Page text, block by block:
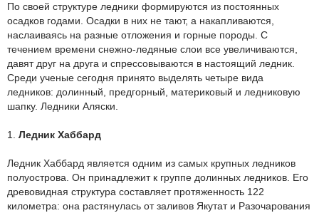
По своей структуре ледники формируются из постоянных
осадков годами. Осадки в них не тают, а накапливаются,
наслаиваясь на разные отложения и горные породы. С
течением времени снежно-ледяные слои все увеличиваются,
давят друг на друга и спрессовываются в настоящий ледник.
Среди ученые сегодня принято выделять четыре вида
ледников: долинный, предгорный, материковый и ледниковую
шапку. Ледники Аляски.
1. Ледник Хаббард
Ледник Хаббард является одним из самых крупных ледников
полуострова. Он принадлежит к группе долинных ледников. Его
древовидная структура составляет протяженность 122
километра: она растянулась от заливов Якутат и Разочарования